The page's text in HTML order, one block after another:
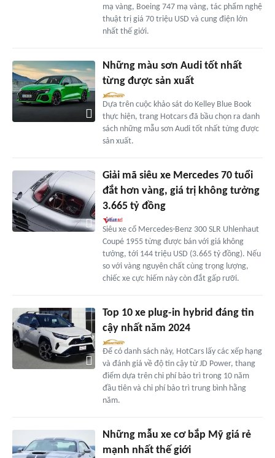
mạ vàng, Boeing 747 mạ vàng, tác phẩm nghệ
thuật trị giá 70 triệu USD và cung điện lớn
nhất thế giới.
Những màu sơn Audi tốt nhất
từng được sản xuất
Dựa trên cuộc khảo sát do Kelley Blue Book
thực hiện, trang Hotcars đã bầu chọn ra danh
sách những mẫu sơn Audi tốt nhất từng được
sản xuất.
Giải mã siêu xe Mercedes 70 tuổi
đắt hơn vàng, giá trị không tưởng
3.665 tỷ đồng
Siêu xe cổ Mercedes-Benz 300 SLR Uhlenhaut
Coupé 1955 từng được bán với giá không
tưởng, tới 144 triệu USD (3.665 tỷ đồng). Nếu
so với vàng nguyên chất cùng trọng lượng,
chiếc xe cực hiếm này còn đắt gấp rưỡi.
Top 10 xe plug-in hybrid đáng tin
cậy nhất năm 2024
Để có danh sách này, HotCars lấy các xếp hạng
và đánh giá về độ tin cậy từ JD Power, thang
điểm dựa trên chi phí bảo trì trong 10 năm
đầu tiên và chi phí bảo trì trung bình hằng
năm.
Những mẫu xe cơ bắp Mỹ giá rẻ
mạnh nhất thế giới